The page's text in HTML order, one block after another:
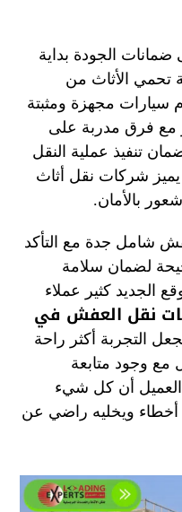
الجودة بداية
تحمي الأثاث من
سيارات مجهزة ومثبتة
مع فرق مدربة على
تنفيذ عملية النقل
شركات نقل أثاث
بالأمان.
شامل جدة مع التأكد
لضمان سلامة
الجديد كثير عملاء
نقل العفش في
التجربة أكثر راحة
مع وجود متابعة
أن كل شيء
ويخليه راضي عن